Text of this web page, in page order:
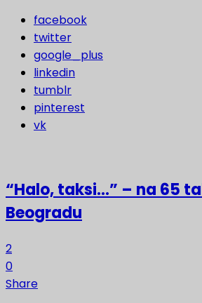
facebook
twitter
google_plus
linkedin
tumblr
pinterest
vk
“Halo, taksi…” – na 65
Beogradu
2
0
Share